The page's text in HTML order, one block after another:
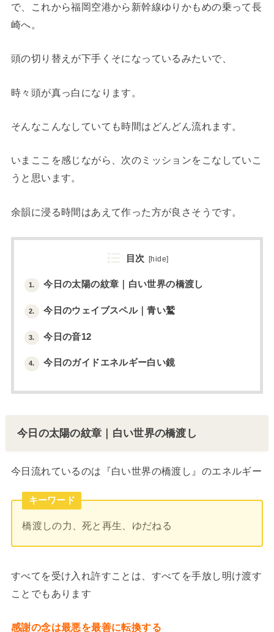
で、これから福岡空港から新幹線ゆりかもめの乗って長
崎へ。
頭の切り替えが下手くそになっているみたいで、
時々頭が真っ白になります。
そんなこんなしていても時間はどんどん流れます。
いまここを感じながら、次のミッションをこなしていこ
うと思います。
余韻に浸る時間はあえて作った方が良さそうです。
目次 [hide]
1. 今日の太陽の紋章｜白い世界の橋渡し
2. 今日のウェイブスペル｜青い鷲
3. 今日の音12
4. 今日のガイドエネルギー白い鏡
今日の太陽の紋章｜白い世界の橋渡し
今日流れているのは『白い世界の橋渡し』のエネルギー
キーワード
橋渡しの力、死と再生、ゆだねる
すべてを受け入れ許すことは、すべてを手放し明け渡す
ことでもあります
感謝の念は最悪を最善に転換する